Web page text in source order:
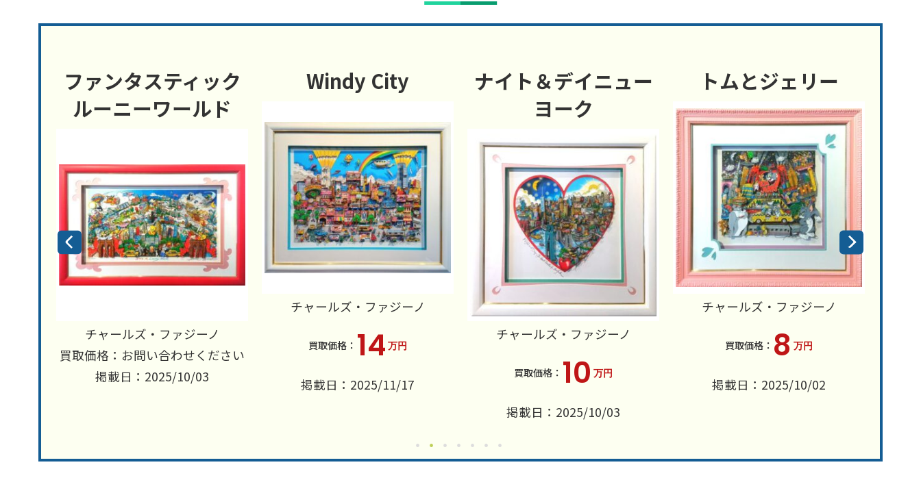
ファンタスティック
ルーニーワールド
チャールズ・ファジーノ
買取価格：お問い合わせください
掲載日：2025/10/03
Windy City
チャールズ・ファジーノ
14 万円
掲載日：2025/11/17
ナイト＆デイニュー
ヨーク
チャールズ・ファジーノ
10 万円
掲載日：2025/10/03
トムとジェリー
チャールズ・ファジーノ
8 万円
掲載日：2025/10/02